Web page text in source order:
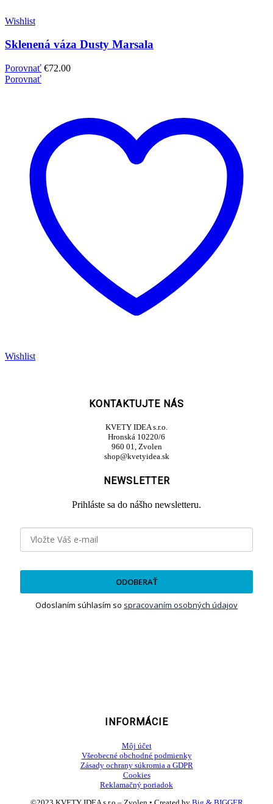
Wishlist
Sklenená váza Dusty Marsala
Porovnať €72.00
Porovnať
Wishlist
KONTAKTUJTE NÁS
KVETY IDEA s.r.o.
Hronská 10220/6
960 01, Zvolen
shop@kvetyidea.sk
NEWSLETTER
Prihláste sa do nášho newsletteru.
ODOBERAŤ
Odoslaním súhlasím so spracovaním osobných údajov
INFORMÁCIE
Môj účet
Všeobecné obchodné podmienky
Zásady ochrany súkromia a GDPR
Cookies
Reklamačný poriadok